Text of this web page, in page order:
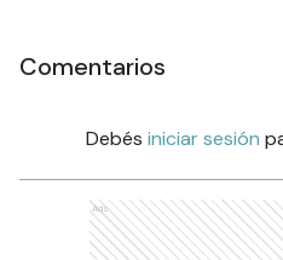
Comentarios
Debés iniciar sesión
Ads